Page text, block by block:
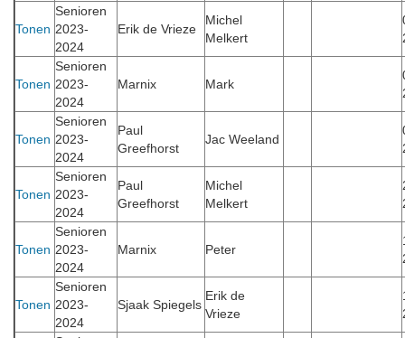
Tonen
Senioren
2023-
2024
Erik de Vrieze
Michel
Melkert
Tonen
Senioren
2023-
2024
Marnix Mark
Tonen
Senioren
2023-
2024
Paul
Greefhorst
Jac Weeland
Tonen
Senioren
2023-
2024
Paul
Greefhorst
Michel
Melkert
Tonen
Senioren
2023-
2024
Marnix Peter
Tonen
Senioren
2023-
2024
Sjaak Spiegels
Erik de
Vrieze